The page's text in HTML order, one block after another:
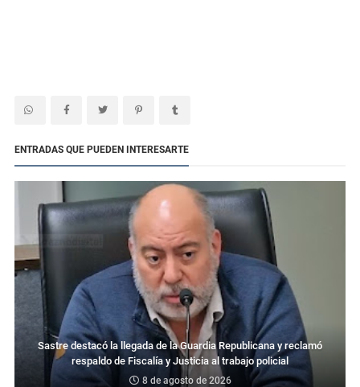
ENTRADAS QUE PUEDEN INTERESARTE
Sastre destacó la llegada de la Guardia Republicana y reclamó
respaldo de Fiscalía y Justicia al trabajo policial
8 de agosto de 2026